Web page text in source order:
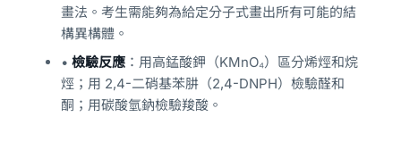
畫法。考生需能夠為給定分子式畫出所有可能的結
構異構體。
• 檢驗反應 ：用高錳酸鉀（KMnO₄）區分烯烴和烷
烴；用 2,4-二硝基苯肼（2,4-DNPH）檢驗醛和
酮；用碳酸氫鈉檢驗羧酸。